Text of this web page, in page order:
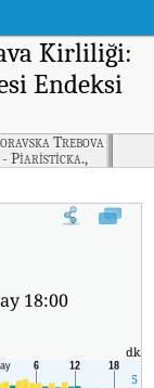
Kirliliği:
Endeksi
Trebova
- Piaristicka.,
Pardubicky
Gerçek
18:00
dk.
5